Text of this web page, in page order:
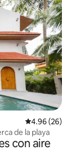
Calificación
4.96 (26)
de la playa
con aire